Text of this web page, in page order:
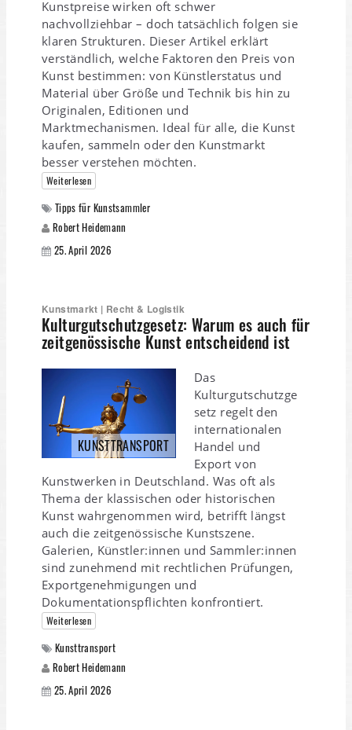
Kunstpreise wirken oft schwer
nachvollziehbar – doch tatsächlich folgen sie
klaren Strukturen. Dieser Artikel erklärt
verständlich, welche Faktoren den Preis von
Kunst bestimmen: von Künstlerstatus und
Material über Größe und Technik bis hin zu
Originalen, Editionen und
Marktmechanismen. Ideal für alle, die Kunst
kaufen, sammeln oder den Kunstmarkt
besser verstehen möchten.
Weiterlesen
Tipps für Kunstsammler
Robert Heidemann
25. April 2026
Kunstmarkt | Recht & Logistik
Kulturgutschutzgesetz: Warum es auch für
zeitgenössische Kunst entscheidend ist
KUNSTTRANSPORT
Das
Kulturgutschutzge
setz regelt den
internationalen
Handel und
Export von
Kunstwerken in Deutschland. Was oft als
Thema der klassischen oder historischen
Kunst wahrgenommen wird, betrifft längst
auch die zeitgenössische Kunstszene.
Galerien, Künstler:innen und Sammler:innen
sind zunehmend mit rechtlichen Prüfungen,
Exportgenehmigungen und
Dokumentationspflichten konfrontiert.
Weiterlesen
Kunsttransport
Robert Heidemann
25. April 2026